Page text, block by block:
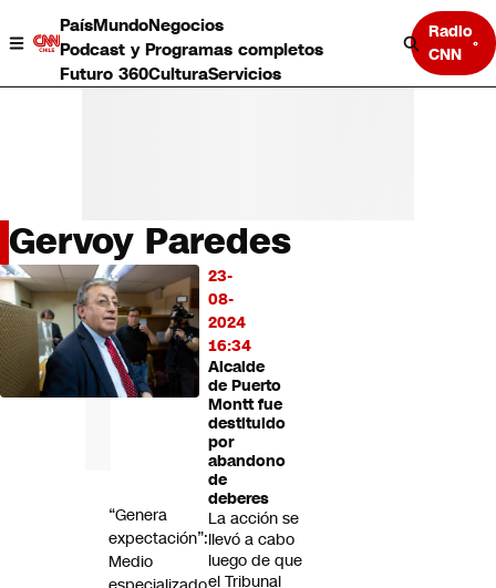
PaísMundoNegocios
Podcast y Programas completos
Futuro 360CulturaServicios
Radio
CNN
País
Mundo
Negocios
Deportes
Programas completos
Cultura
Gervoy Paredes
23-
08-
2024
16:34
Alcalde
de Puerto
Montt fue
destituido
por
abandono
de
deberes
La acción se
llevó a cabo
luego de que
el Tribunal
LO
MÁS
LEÍDO
“Genera
expectación”:
Medio